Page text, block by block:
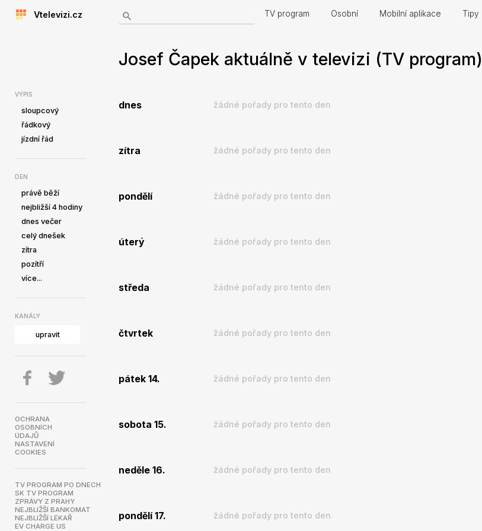
Vtelevizi.cz TV program Osobní Mobilní aplikace Tipy
VÝPIS
sloupcový
řádkový
jízdní řád
DEN
právě běží
nejbližší 4 hodiny
dnes večer
celý dnešek
zítra
pozítří
více...
KANÁLY
upravit
OCHRANA
OSOBNÍCH
ÚDAJŮ
NASTAVENÍ
COOKIES
TV PROGRAM PO DNECH
SK TV PROGRAM
ZPRÁVY Z PRAHY
NEJBLIŽŠÍ BANKOMAT
NEJBLIŽŠÍ LÉKAŘ
EV CHARGE US
Josef Čapek aktuálně v televizi (TV program)
dnes žádné pořady pro tento den
zítra žádné pořady pro tento den
pondělí žádné pořady pro tento den
úterý žádné pořady pro tento den
středa žádné pořady pro tento den
čtvrtek žádné pořady pro tento den
pátek 14. žádné pořady pro tento den
sobota 15. žádné pořady pro tento den
neděle 16. žádné pořady pro tento den
pondělí 17. žádné pořady pro tento den